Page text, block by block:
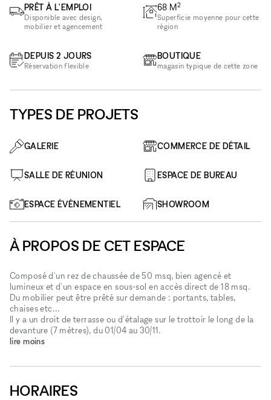
PRÊT À L'EMPLOI
Disponible avec design,
mobilier et agencement
DEPUIS 2 JOURS
Réservation flexible
68 M2
Superficie moyenne pour cette
région
BOUTIQUE
magasin typique de cette zone
TYPES DE PROJETS
GALERIE COMMERCE DE DÉTAIL
SALLE DE RÉUNION ESPACE DE BUREAU
ESPACE ÉVÉNEMENTIEL SHOWROOM
À PROPOS DE CET ESPACE
Composé d'un rez de chaussée de 50 msq, bien agencé et
lumineux et d'un espace en sous-sol en accès direct de 18 msq.
Du mobilier peut être prêté sur demande : portants, tables,
chaises etc...
Il y a un droit de terrasse ou d'étalage sur le trottoir le long de la
devanture (7 mètres), du 01/04 au 30/11.
lire moins
HORAIRES